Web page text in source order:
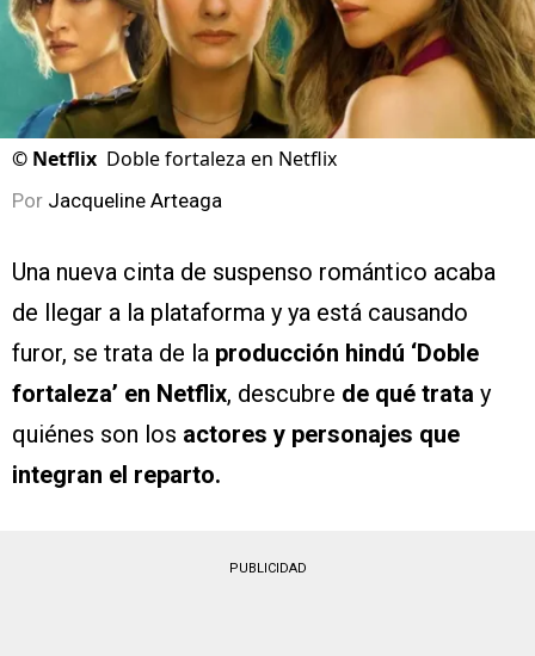
© Netflix Doble fortaleza en Netflix
Por Jacqueline Arteaga
Una nueva cinta de suspenso romántico acaba
de llegar a la plataforma y ya está causando
furor, se trata de la producción hindú ‘Doble
fortaleza’ en Netflix, descubre de qué trata y
quiénes son los actores y personajes que
integran el reparto.
PUBLICIDAD